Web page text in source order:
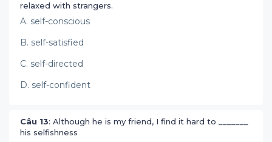
relaxed with strangers.
A. self-conscious
B. self-satisfied
C. self-directed
D. self-confident
Câu 13: Although he is my friend, I find it hard to _______
his selfishness